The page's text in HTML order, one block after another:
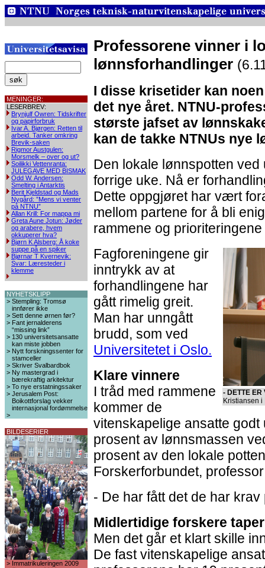
MENINGER:
LESERBREV:
Brynjulf Owren: Tidskrifter
og papirforbruk
Ivar A. Bjørgen: Retten til
arbeid. Tanker omkring
Brevik-saken
Rigmor Austgulen:
Morsmelk – over og ut?
Soilikki Vettenranta:
JULEGAVE MED BISMAK
Odd W. Andersen:
Smelting i Antarktis
Berit Kjeldstad og Mads
Nygård: ”Mens vi venter
på NTNU”
Allan Krill: For mappa mi
Greta Aune Jotun: Jøder
og arabere, hvem
okkuperer hva?
Bjørn K Alsberg: Å koke
suppe på en spiker
Bjørnar T Kvernevik:
Svar: Læresteder i
klemme
NYHETSKLIPP
> Stempling: Tromsø
innfører ikke
> Sett denne ørnen før?
> Fant jernalderens
“missing link”
> 130 universitetsansatte
kan miste jobben
> Nytt forskningssenter for
stamceller
> Skriver Svalbardbok
> Ny mastergrad i
bærekraftig arkitektur
> To nye erstatningssaker
> Jerusalem Post:
Boikottforslag vekker
internasjonal fordømmelse
>
BILDESERIER
> Immatrikuleringen 2009
Professorene vinner i
lønnsforhandlinger
I disse krisetider kan
det nye året. NTNU-
største jafset av
kan de takke NTNUs nye
Den lokale lønnspotten
forrige uke. Nå er
Dette oppgjøret har vært
mellom partene for å bli
rammene og
- DETTE ER
Kristiansen i
Fagforeningene gir
inntrykk av at
forhandlingene har
gått rimelig greit.
Man har unngått
brudd, som ved
Universitetet i Oslo.
Klare vinnere
I tråd med rammene
kommer de
vitenskapelige ansatte
prosent av lønnsmassen
prosent av den lokale
Forskerforbundet,
- De har fått det de har krav
Midlertidige forskere taper
Men det går et klart skille
De fast vitenskapelige